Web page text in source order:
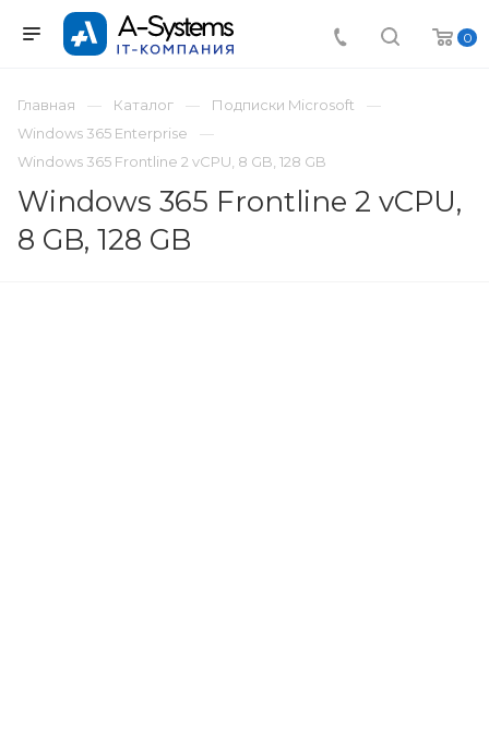
0
Главная Каталог
Подписки Microsoft
Windows 365 Enterprise
Windows 365 Frontline 2 vCPU, 8 GB, 128 GB
Windows 365 Frontline 2 vCPU,
8 GB, 128 GB